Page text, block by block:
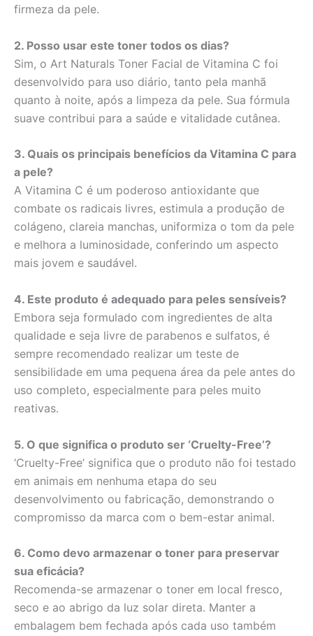
firmeza da pele.
2. Posso usar este toner todos os dias?
Sim, o Art Naturals Toner Facial de Vitamina C foi
desenvolvido para uso diário, tanto pela manhã
quanto à noite, após a limpeza da pele. Sua fórmula
suave contribui para a saúde e vitalidade cutânea.
3. Quais os principais benefícios da Vitamina C para
a pele?
A Vitamina C é um poderoso antioxidante que
combate os radicais livres, estimula a produção de
colágeno, clareia manchas, uniformiza o tom da pele
e melhora a luminosidade, conferindo um aspecto
mais jovem e saudável.
4. Este produto é adequado para peles sensíveis?
Embora seja formulado com ingredientes de alta
qualidade e seja livre de parabenos e sulfatos, é
sempre recomendado realizar um teste de
sensibilidade em uma pequena área da pele antes do
uso completo, especialmente para peles muito
reativas.
5. O que significa o produto ser ‘Cruelty-Free’?
‘Cruelty-Free’ significa que o produto não foi testado
em animais em nenhuma etapa do seu
desenvolvimento ou fabricação, demonstrando o
compromisso da marca com o bem-estar animal.
6. Como devo armazenar o toner para preservar
sua eficácia?
Recomenda-se armazenar o toner em local fresco,
seco e ao abrigo da luz solar direta. Manter a
embalagem bem fechada após cada uso também